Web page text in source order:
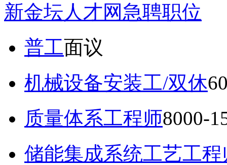
新金坛人才网急聘职位
普工面议
机械设备安装工/双休
质量体系工程师8000-
储能集成系统工艺工程